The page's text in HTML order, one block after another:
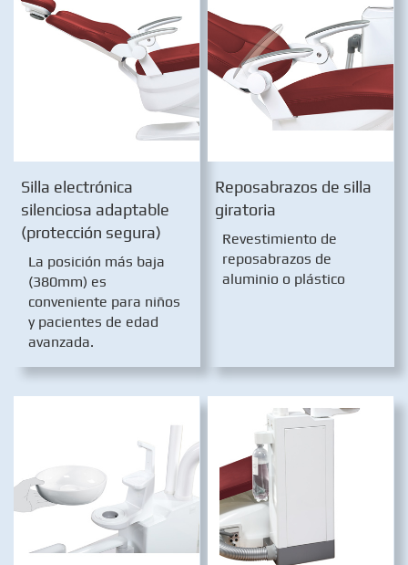
Silla electrónica
silenciosa adaptable
(protección segura)
La posición más baja
(380mm) es
conveniente para niños
y pacientes de edad
avanzada.
Reposabrazos de silla
giratoria
Revestimiento de
reposabrazos de
aluminio o plástico